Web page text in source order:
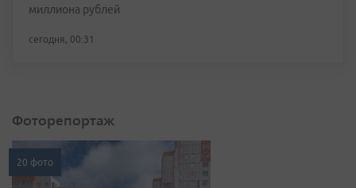
миллиона рублей
сегодня, 00:31
Фоторепортаж
20 фото